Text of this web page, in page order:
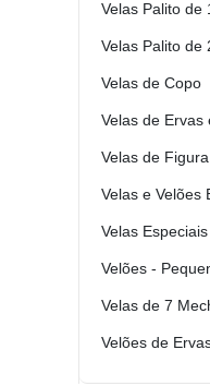
Velas Palito de
Velas Palito de
Velas de Copo
Velas de Ervas
Velas de Figura
Velas e Velões
Velas
Velões -
Velas de 7
Velões de